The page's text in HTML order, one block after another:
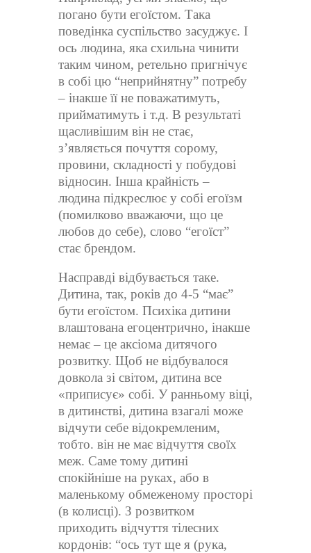
погано бути егоїстом. Така
поведінка суспільство засуджує. І
ось людина, яка схильна чинити
таким чином, ретельно пригнічує
в собі цю “неприйнятну” потребу
– інакше її не поважатимуть,
прийматимуть і т.д. В результаті
щасливішим він не стає,
з’являється почуття сорому,
провини, складності у побудові
відносин. Інша крайність –
людина підкреслює у собі егоїзм
(помилково вважаючи, що це
любов до себе), слово “егоїст”
стає брендом.
Насправді відбувається таке.
Дитина, так, років до 4-5 “має”
бути егоїстом. Психіка дитини
влаштована егоцентрично, інакше
немає – це аксіома дитячого
розвитку. Щоб не відбувалося
довкола зі світом, дитина все
«приписує» собі. У ранньому віці,
в дитинстві, дитина взагалі може
відчути себе відокремленим,
тобто. він не має відчуття своїх
меж. Саме тому дитині
спокійніше на руках, або в
маленькому обмеженому просторі
(в колисці). З розвитком
приходить відчуття тілесних
кордонів: “ось тут ще я (рука,